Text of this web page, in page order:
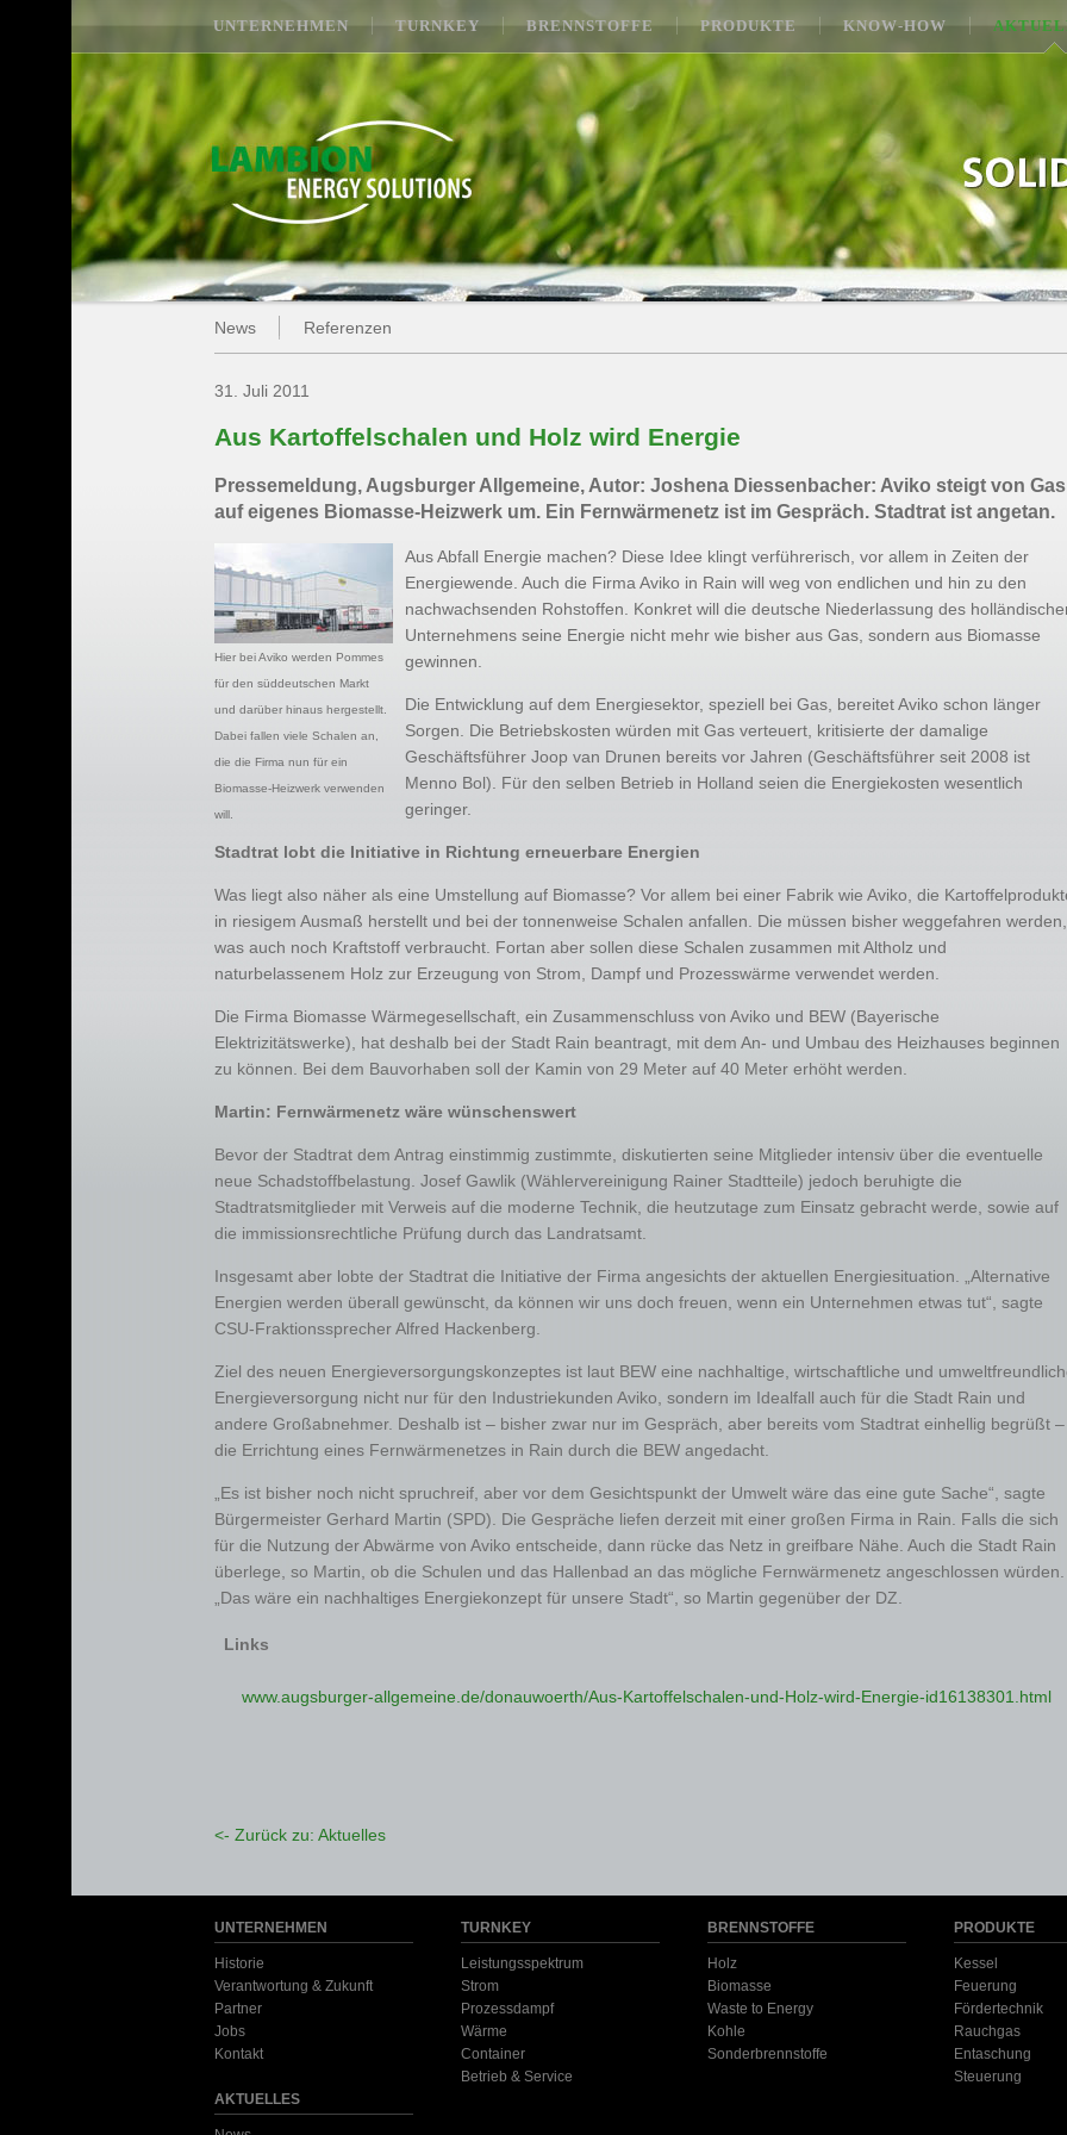
UNTERNEHMEN TURNKEY BRENNSTOFFE PRODUKTE KNOW-HOW
News Referenzen
31. Juli 2011
Aus Kartoffelschalen und Holz wird Energie
Pressemeldung, Augsburger Allgemeine, Autor: Joshena Diessenbacher: Aviko steigt von Gas
auf eigenes Biomasse-Heizwerk um. Ein Fernwärmenetz ist im Gespräch. Stadtrat ist angetan.
Hier bei Aviko werden Pommes
für den süddeutschen Markt
und darüber hinaus hergestellt.
Dabei fallen viele Schalen an,
die die Firma nun für ein
Biomasse-Heizwerk verwenden
will.
Aus Abfall Energie machen? Diese Idee klingt verführerisch, vor allem in Zeiten der
Energiewende. Auch die Firma Aviko in Rain will weg von endlichen und hin zu den
nachwachsenden Rohstoffen. Konkret will die deutsche Niederlassung des
Unternehmens seine Energie nicht mehr wie bisher aus Gas, sondern aus Biomasse
gewinnen.
Die Entwicklung auf dem Energiesektor, speziell bei Gas, bereitet Aviko schon länger
Sorgen. Die Betriebskosten würden mit Gas verteuert, kritisierte der damalige
Geschäftsführer Joop van Drunen bereits vor Jahren (Geschäftsführer seit 2008 ist
Menno Bol). Für den selben Betrieb in Holland seien die Energiekosten wesentlich
geringer.
Stadtrat lobt die Initiative in Richtung erneuerbare Energien
Was liegt also näher als eine Umstellung auf Biomasse? Vor allem bei einer Fabrik wie Aviko, die
in riesigem Ausmaß herstellt und bei der tonnenweise Schalen anfallen. Die müssen bisher weggefahren werden,
was auch noch Kraftstoff verbraucht. Fortan aber sollen diese Schalen zusammen mit Altholz und
naturbelassenem Holz zur Erzeugung von Strom, Dampf und Prozesswärme verwendet werden.
Die Firma Biomasse Wärmegesellschaft, ein Zusammenschluss von Aviko und BEW (Bayerische
Elektrizitätswerke), hat deshalb bei der Stadt Rain beantragt, mit dem An- und Umbau des Heizhauses beginnen
zu können. Bei dem Bauvorhaben soll der Kamin von 29 Meter auf 40 Meter erhöht werden.
Martin: Fernwärmenetz wäre wünschenswert
Bevor der Stadtrat dem Antrag einstimmig zustimmte, diskutierten seine Mitglieder intensiv über die eventuelle
neue Schadstoffbelastung. Josef Gawlik (Wählervereinigung Rainer Stadtteile) jedoch beruhigte die
Stadtratsmitglieder mit Verweis auf die moderne Technik, die heutzutage zum Einsatz gebracht werde, sowie auf
die immissionsrechtliche Prüfung durch das Landratsamt.
Insgesamt aber lobte der Stadtrat die Initiative der Firma angesichts der aktuellen Energiesituation. „Alternative
Energien werden überall gewünscht, da können wir uns doch freuen, wenn ein Unternehmen etwas tut“, sagte
CSU-Fraktionssprecher Alfred Hackenberg.
Ziel des neuen Energieversorgungskonzeptes ist laut BEW eine nachhaltige, wirtschaftliche und
Energieversorgung nicht nur für den Industriekunden Aviko, sondern im Idealfall auch für die Stadt Rain und
andere Großabnehmer. Deshalb ist – bisher zwar nur im Gespräch, aber bereits vom Stadtrat einhellig begrüßt –
die Errichtung eines Fernwärmenetzes in Rain durch die BEW angedacht.
„Es ist bisher noch nicht spruchreif, aber vor dem Gesichtspunkt der Umwelt wäre das eine gute Sache“, sagte
Bürgermeister Gerhard Martin (SPD). Die Gespräche liefen derzeit mit einer großen Firma in Rain. Falls die sich
für die Nutzung der Abwärme von Aviko entscheide, dann rücke das Netz in greifbare Nähe. Auch die Stadt Rain
überlege, so Martin, ob die Schulen und das Hallenbad an das mögliche Fernwärmenetz angeschlossen würden.
„Das wäre ein nachhaltiges Energiekonzept für unsere Stadt“, so Martin gegenüber der DZ.
Links
www.augsburger-allgemeine.de/donauwoerth/Aus-Kartoffelschalen-und-Holz-wird-Energie-id16138301.html
<- Zurück zu: Aktuelles
UNTERNEHMEN
Historie
Verantwortung & Zukunft
Partner
Jobs
Kontakt
TURNKEY
Leistungsspektrum
Strom
Prozessdampf
Wärme
Container
Betrieb & Service
BRENNSTOFFE
Holz
Biomasse
Waste to Energy
Kohle
Sonderbrennstoffe
PRODUKTE
Kessel
Feuerung
Fördertechnik
Rauchgas
Entaschung
Steuerung
AKTUELLES